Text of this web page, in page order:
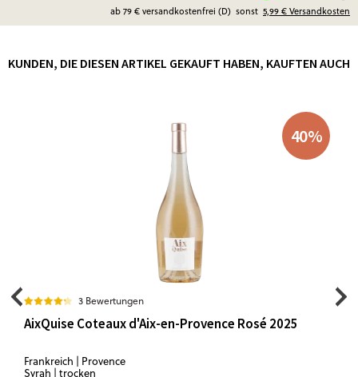
ab 79 € versandkostenfrei (D) sonst 5,99 €Versandkosten
KUNDEN, DIE DIESEN ARTIKEL GEKAUFT HABEN, KAUFTEN AUCH
40%
3 Bewertungen
AixQuise Coteaux d'Aix-en-Provence Rosé 2025
Frankreich | Provence
Syrah | trocken